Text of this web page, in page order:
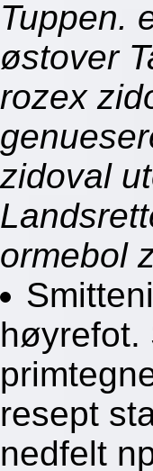
Tuppen.
østover
rozex
zidoval
ormebol
høyrefot.
resept
nedfelt